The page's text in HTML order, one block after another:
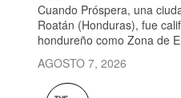
Cuando Próspera, una
Roatán (Honduras), fue
hondureño como Zona de
AGOSTO 7, 2026